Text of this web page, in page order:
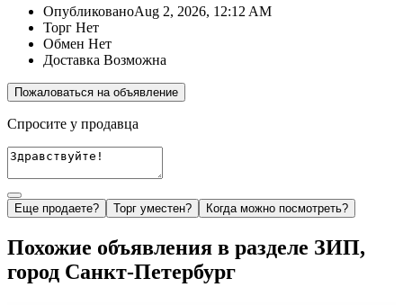
ОпубликованоAug 2, 2026, 12:12 AM
Торг Нет
Обмен Нет
Доставка Возможна
Пожаловаться на объявление
Спросите у продавца
Еще продаете? Торг уместен? Когда можно посмотреть?
Похожие объявления в разделе ЗИП,
город Санкт-Петербург